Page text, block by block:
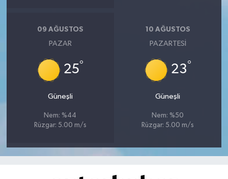
09 AĞUSTOS
PAZAR
25°
Güneşli
Nem: %44
Rüzgar: 5.00 m/s
10 AĞUSTOS
PAZARTESI
23°
Güneşli
Nem: %50
Rüzgar: 5.00 m/s